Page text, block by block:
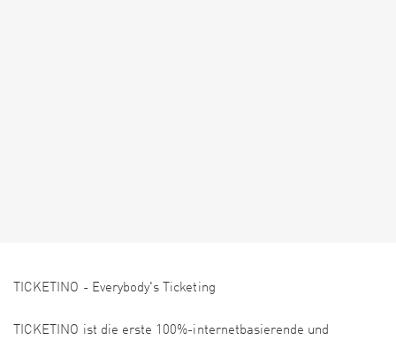
TICKETINO - Everybody's Ticketing
TICKETINO ist die erste 100%-internetbasierende und